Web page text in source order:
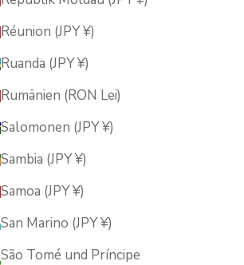
Réunion (JPY ¥)
Ruanda (JPY ¥)
Rumänien (RON Lei)
Salomonen (JPY ¥)
Sambia (JPY ¥)
Samoa (JPY ¥)
San Marino (JPY ¥)
São Tomé und Príncipe